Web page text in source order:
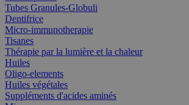
Tubes Granules-Globuli
Dentifrice
Micro-immunotherapie
Tisanes
Thérapie par la lumière et la chaleur
Huiles
Oligo-elements
Huiles végétales
Suppléments d'acides aminés